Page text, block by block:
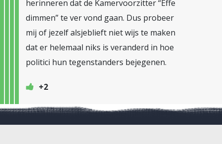
herinneren dat de Kamervoorzitter “Effe
dimmen” te ver vond gaan. Dus probeer
mij of jezelf alsjeblieft niet wijs te maken
dat er helemaal niks is veranderd in hoe
politici hun tegenstanders bejegenen.
+2